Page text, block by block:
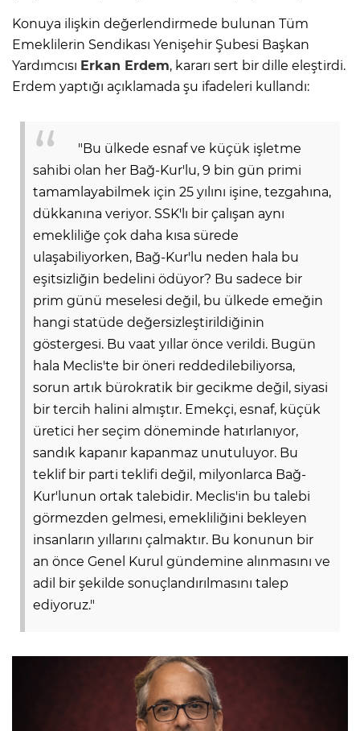
Konuya ilişkin değerlendirmede bulunan Tüm
Emeklilerin Sendikası Yenişehir Şubesi Başkan
Yardımcısı Erkan Erdem, kararı sert bir dille eleştirdi.
Erdem yaptığı açıklamada şu ifadeleri kullandı:
"Bu ülkede esnaf ve küçük işletme
sahibi olan her Bağ-Kur'lu, 9 bin gün primi
tamamlayabilmek için 25 yılını işine, tezgahına,
dükkanına veriyor. SSK'lı bir çalışan aynı
emekliliğe çok daha kısa sürede
ulaşabiliyorken, Bağ-Kur'lu neden hala bu
eşitsizliğin bedelini ödüyor? Bu sadece bir
prim günü meselesi değil, bu ülkede emeğin
hangi statüde değersizleştirildiğinin
göstergesi. Bu vaat yıllar önce verildi. Bugün
hala Meclis'te bir öneri reddedilebiliyorsa,
sorun artık bürokratik bir gecikme değil, siyasi
bir tercih halini almıştır. Emekçi, esnaf, küçük
üretici her seçim döneminde hatırlanıyor,
sandık kapanır kapanmaz unutuluyor. Bu
teklif bir parti teklifi değil, milyonlarca Bağ-
Kur'lunun ortak talebidir. Meclis'in bu talebi
görmezden gelmesi, emekliliğini bekleyen
insanların yıllarını çalmaktır. Bu konunun bir
an önce Genel Kurul gündemine alınmasını ve
adil bir şekilde sonuçlandırılmasını talep
ediyoruz."